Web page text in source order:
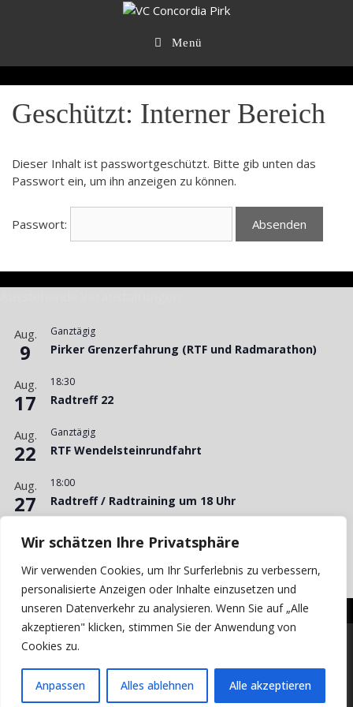
Wir schätzen Ihre Privatsphäre
Wir verwenden Cookies, um Ihr Surferlebnis zu verbessern,
personalisierte Anzeigen oder Inhalte einzusetzen und
unseren Datenverkehr zu analysieren. Wenn Sie auf „Alle
akzeptieren" klicken, stimmen Sie der Anwendung von
Cookies zu.
Anpassen Alles ablehnen Alle akzeptieren
Menü
Geschützt: Interner Bereich
Dieser Inhalt ist passwortgeschützt. Bitte gib unten das
Passwort ein, um ihn anzeigen zu können.
Passwort:
Aug.
9
Ganztägig
Pirker Grenzerfahrung (RTF und Radmarathon)
Aug.
17
18:30
Radtreff 22
Aug.
22
Ganztägig
RTF Wendelsteinrundfahrt
Aug.
27
18:00
Radtreff / Radtraining um 18 Uhr
Aug.
29 Bergzeitfahren Kemnath am Buchberg
Kalender anzeigen
Impressum
Haftungsausschluss Datenschutz